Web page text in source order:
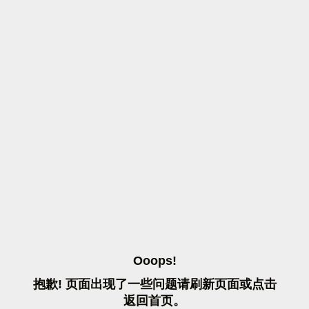
OOOPS!
抱歉! 页面出现了一些问题请刷 新页面或点击
返 回首页。